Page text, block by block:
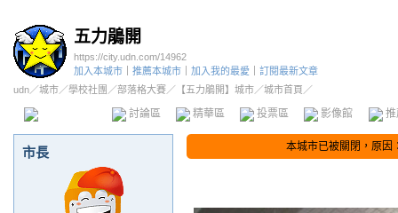
五力鵑開
https://city.udn.com/14962
加入本城市
推薦本城市 加入我的最愛
訂閱最新文章
udn／城市／學校社團 ／部落格大賽／ 【五力鵑開】城市／城市首頁／
討論區 精華區 投票區 影像館
市長 本城市已被關閉，原因